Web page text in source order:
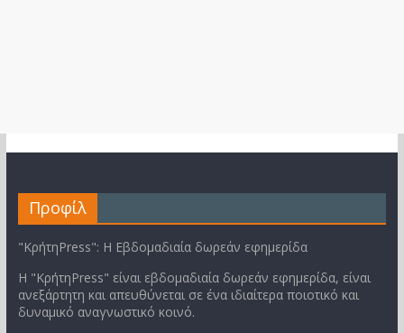
Προφίλ
"ΚρήτηPress": Η Εβδομαδιαία δωρεάν εφημερίδα
Η "ΚρήτηPress" είναι εβδομαδιαία δωρεάν εφημερίδα, είναι
ανεξάρτητη και απευθύνεται σε ένα ιδιαίτερα ποιοτικό και
δυναμικό αναγνωστικό κοινό.